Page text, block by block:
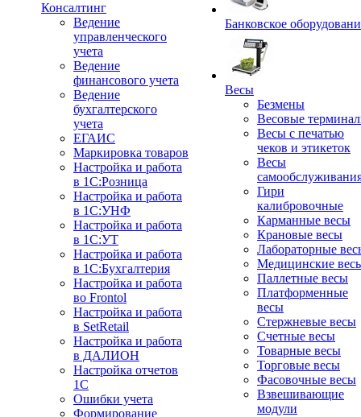
Консалтинг
Ведение
управленческого
учета
Ведение
финансового учета
Ведение
бухгалтерского
учета
ЕГАИС
Маркировка товаров
Настройка и работа
в 1С:Розница
Настройка и работа
в 1С:УНФ
Настройка и работа
в 1С:УТ
Настройка и работа
в 1С:Бухгалтерия
Настройка и работа
во Frontol
Настройка и работа
в SetRetail
Настройка и работа
в ДАЛИОН
Настройка отчетов
1С
Ошибки учета
Формирование
Банковское
Весы
Безмены
Весовые
Весы с печатью
чеков и этикеток
Весы
Гири
калибровочные
Карманные весы
Крановые весы
Лабораторные
Медицинские
Паллетные весы
Платформенные
весы
Стержневые весы
Счетные весы
Товарные весы
Торговые весы
Фасовочные весы
Взвешивающие
модули